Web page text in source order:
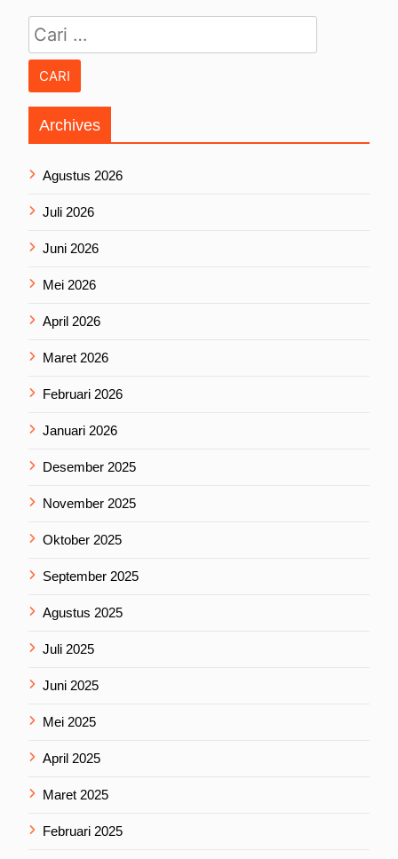
Archives
Agustus 2026
Juli 2026
Juni 2026
Mei 2026
April 2026
Maret 2026
Februari 2026
Januari 2026
Desember 2025
November 2025
Oktober 2025
September 2025
Agustus 2025
Juli 2025
Juni 2025
Mei 2025
April 2025
Maret 2025
Februari 2025